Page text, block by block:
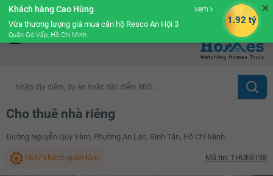
Cộng đồng Môi giới bPRO
Nhập địa điểm, dự án hoặc đặc điểm BĐS ...
Cho thuê nhà riêng
Đường Nguyễn Quý Yêm, Phường An Lạc, Bình Tân, Hồ Chí Minh
1637 khách quan tâm Mã tin: THUE8198
✕
Khách hàng Cao Hùng xem
Vừa thương lượng giá mua căn hộ Resco An Hội 3
Quận Gò Vấp, Hồ Chí Minh
1.92 tỷ